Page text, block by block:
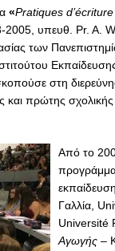
«Pratiques
2005, υπευθ. Pr. A.
των
στη
πρώτης
Από το
Γαλλία,
Université
Αγωγής –